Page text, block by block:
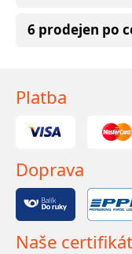
6 prodejen po
Platba
Doprava
Naše